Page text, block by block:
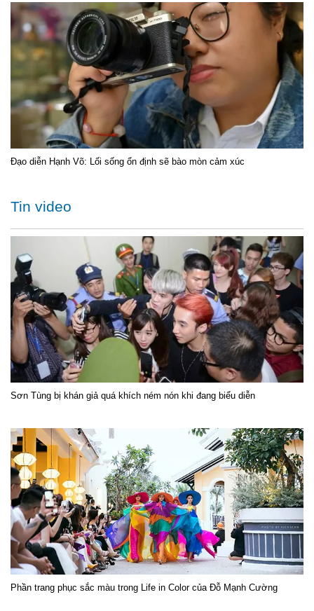
Đạo diễn Hạnh Võ: Lối sống ổn định sẽ bào mòn cảm xúc
Tin video
Sơn Tùng bị khán giả quá khích ném nón khi đang biểu diễn
Phần trang phục sắc màu trong Life in Color của Đỗ Mạnh Cường